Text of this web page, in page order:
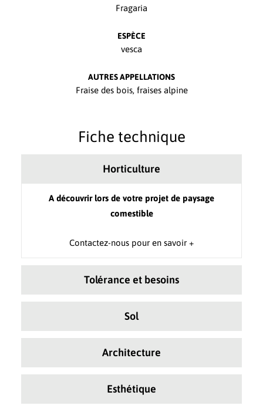
Fragaria
ESPÈCE
vesca
AUTRES APPELLATIONS
Fraise des bois, fraises alpine
Fiche technique
Horticulture
A découvrir lors de votre projet de paysage
comestible
Contactez-nous pour en savoir +
Tolérance et besoins
Sol
Architecture
Esthétique